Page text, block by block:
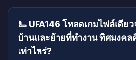
🫷 UFA146 โหลดเกมไฟล์เดีย
บ้านและย้ายที่ทำงาน ทิศมงคล
เท่าไหร่?